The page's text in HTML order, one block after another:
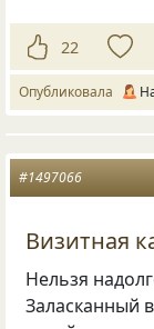
22
Опубликовала
#1497066
Визитная
Нельзя
Заласканный